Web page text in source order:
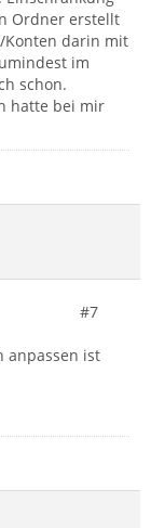
Ordner erstellt
Konten darin mit
im
schon.
hatte bei mir
#7
anpassen ist